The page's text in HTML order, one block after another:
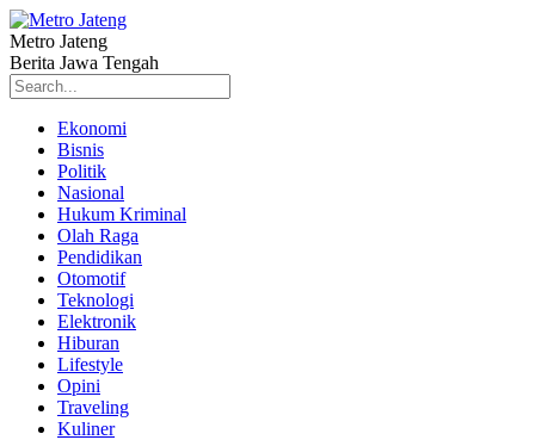
Metro Jateng
Berita Jawa Tengah
Ekonomi
Bisnis
Politik
Nasional
Hukum Kriminal
Olah Raga
Pendidikan
Otomotif
Teknologi
Elektronik
Hiburan
Lifestyle
Opini
Traveling
Kuliner